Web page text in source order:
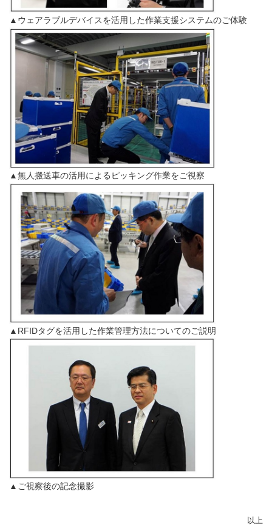
▲ウェアラブルデバイスを活用した作業支援システムのご体験
▲無人搬送車の活用によるピッキング作業をご視察
▲RFIDタグを活用した作業管理方法についてのご説明
▲ご視察後の記念撮影
以上